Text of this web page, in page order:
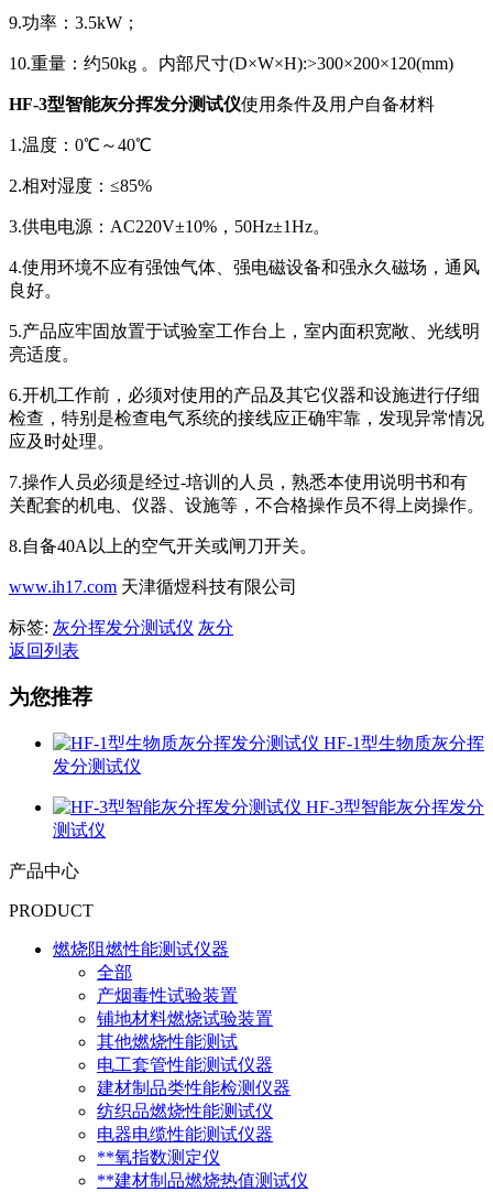
9.功率：3.5kW；
10.重量：约50kg 。内部尺寸(D×W×H):>300×200×120(mm)
HF-3型智能灰分挥发分测试仪使用条件及用户自备材料
1.温度：0℃～40℃
2.相对湿度：≤85%
3.供电电源：AC220V±10%，50Hz±1Hz。
4.使用环境不应有强蚀气体、强电磁设备和强永久磁场，通风
良好。
5.产品应牢固放置于试验室工作台上，室内面积宽敞、光线明
亮适度。
6.开机工作前，必须对使用的产品及其它仪器和设施进行仔细
检查，特别是检查电气系统的接线应正确牢靠，发现异常情况
应及时处理。
7.操作人员必须是经过-培训的人员，熟悉本使用说明书和有
关配套的机电、仪器、设施等，不合格操作员不得上岗操作。
8.自备40A以上的空气开关或闸刀开关。
www.ih17.com 天津循煜科技有限公司
标签: 灰分挥发分测试仪 灰分
返回列表
为您推荐
HF-1型生物质灰分挥
发分测试仪
HF-3型智能灰分挥发分
测试仪
产品中心
PRODUCT
燃烧阻燃性能测试仪器
全部
产烟毒性试验装置
铺地材料燃烧试验装置
其他燃烧性能测试
电工套管性能测试仪器
建材制品类性能检测仪器
纺织品燃烧性能测试仪
电器电缆性能测试仪器
**氧指数测定仪
**建材制品燃烧热值测试仪